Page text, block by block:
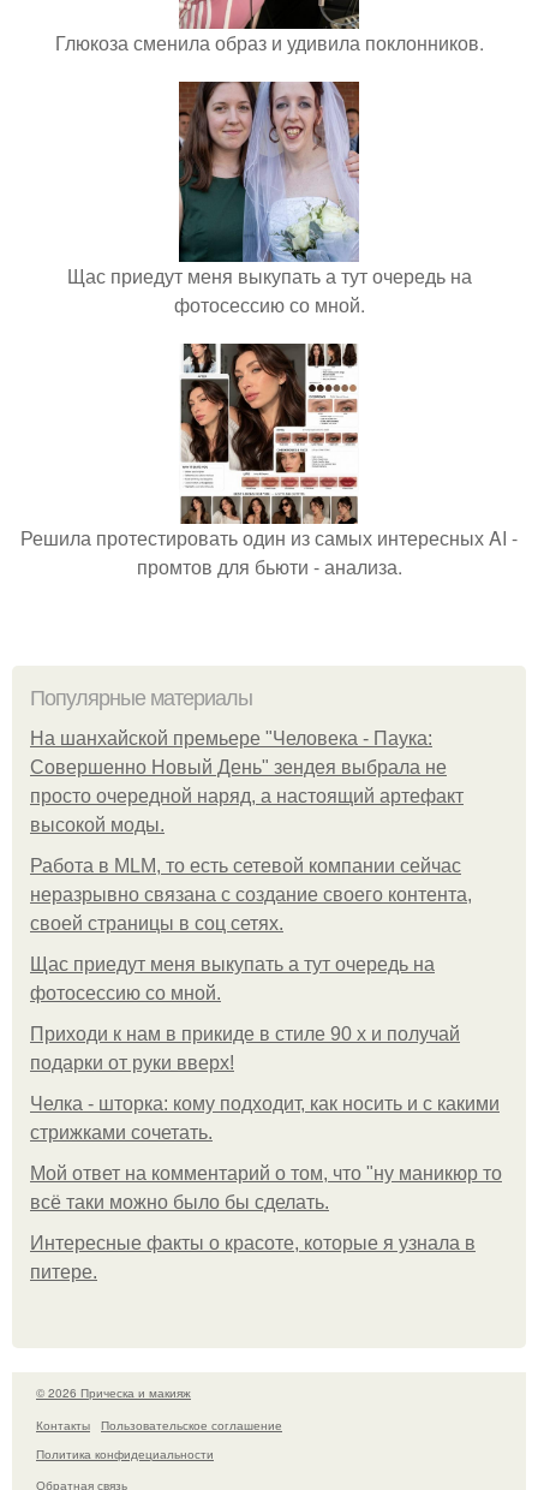
Глюкоза сменила образ и удивила поклонников.
Щас приедут меня выкупать а тут очередь на
фотосессию со мной.
Решила протестировать один из самых интересных AI -
промтов для бьюти - анализа.
Популярные материалы
На шанхайской премьере "Человека - Паука:
Совершенно Новый День" зендея выбрала не
просто очередной наряд, а настоящий артефакт
высокой моды.
Работа в MLM, то есть сетевой компании сейчас
неразрывно связана с создание своего контента,
своей страницы в соц сетях.
Щас приедут меня выкупать а тут очередь на
фотосессию со мной.
Приходи к нам в прикиде в стиле 90 х и получай
подарки от руки вверх!
Челка - шторка: кому подходит, как носить и с какими
стрижками сочетать.
Мой ответ на комментарий о том, что "ну маникюр то
всё таки можно было бы сделать.
Интересные факты о красоте, которые я узнала в
питере.
© 2026 Прическа и макияж
Контакты
Пользовательское соглашение
Политика конфидециальности
Обратная связь